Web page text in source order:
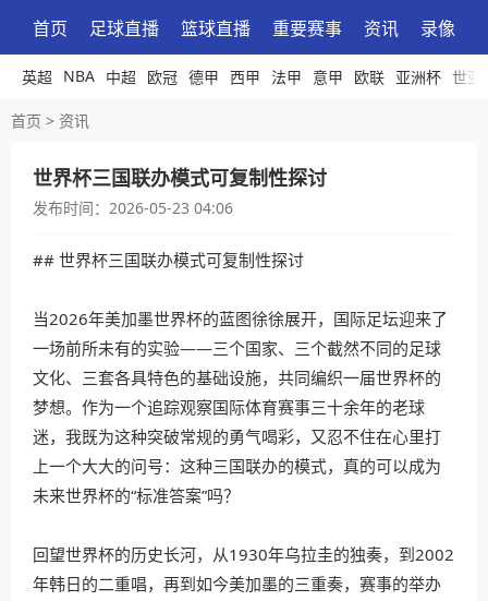
首页 足球直播 篮球直播 重要赛事 资讯 录像
英超 NBA 中超 欧冠 德甲 西甲 法甲 意甲 欧联 亚洲杯 世亚
首页 > 资讯
世界杯三国联办模式可复制性探讨
发布时间： 2026-05-23 04:06
## 世界杯三国联办模式可复制性探讨
当2026年美加墨世界杯的蓝图徐徐展开，国际足坛迎来了
一场前所未有的实验——三个国家、三个截然不同的足球
文化、三套各具特色的基础设施，共同编织一届世界杯的
梦想。作为一个追踪观察国际体育赛事三十余年的老球
迷，我既为这种突破常规的勇气喝彩，又忍不住在心里打
上一个大大的问号：这种三国联办的模式，真的可以成为
未来世界杯的“标准答案”吗？
回望世界杯的历史长河，从1930年乌拉圭的独奏，到2002
年韩日的二重唱，再到如今美加墨的三重奏，赛事的举办